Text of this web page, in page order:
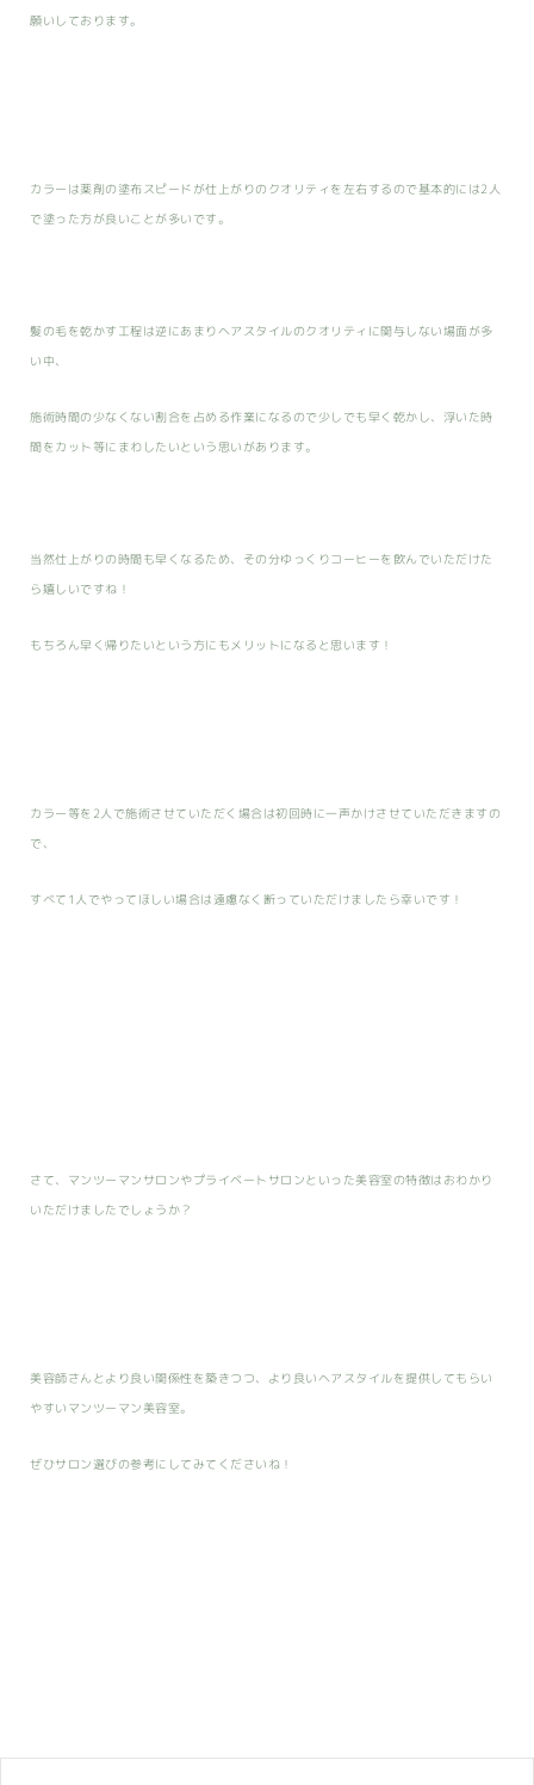
願いしております。
カラーは薬剤の塗布スピードが仕上がりのクオリティを左右するので基本的には2人
で塗った方が良いことが多いです。
髪の毛を乾かす工程は逆にあまりヘアスタイルのクオリティに関与しない場面が多
い中、
施術時間の少なくない割合を占める作業になるので少しでも早く乾かし、浮いた時
間をカット等にまわしたいという思いがあります。
当然仕上がりの時間も早くなるため、その分ゆっくりコーヒーを飲んでいただけた
ら嬉しいですね！
もちろん早く帰りたいという方にもメリットになると思います！
カラー等を2人で施術させていただく場合は初回時に一声かけさせていただきますの
で、
すべて1人でやってほしい場合は遠慮なく断っていただけましたら幸いです！
さて、マンツーマンサロンやプライベートサロンといった美容室の特徴はおわかり
いただけましたでしょうか？
美容師さんとより良い関係性を築きつつ、より良いヘアスタイルを提供してもらい
やすいマンツーマン美容室。
ぜひサロン選びの参考にしてみてくださいね！